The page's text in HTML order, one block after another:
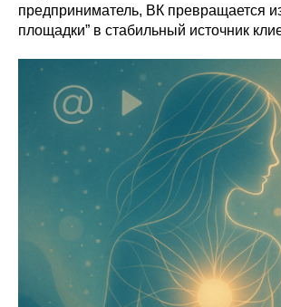
предприниматель, ВК превращается
площадки” в стабильный источник